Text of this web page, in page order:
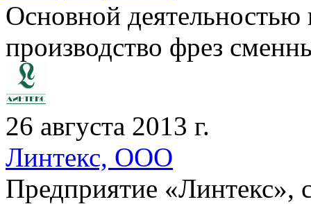
Основной
производство фрез
26 августа 2013 г.
Линтекс, ООО
Предприятие «Линтекс»,